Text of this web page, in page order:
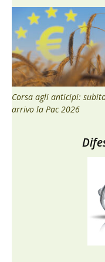
Corsa agli anticipi:
arrivo la Pac 2026